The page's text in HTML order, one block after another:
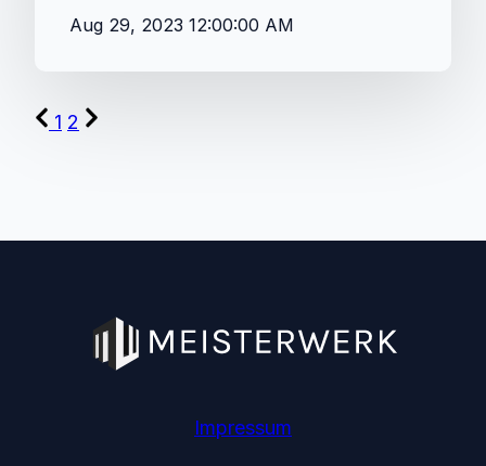
Aug 29, 2023 12:00:00 AM
1 2
Impressum